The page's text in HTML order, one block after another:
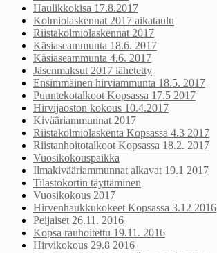
Haulikkokisa 17.8.2017
Kolmiolaskennat 2017 aikataulu
Riistakolmiolaskennat 2017
Käsiaseammunta 18.6. 2017
Käsiaseammunta 4.6. 2017
Jäsenmaksut 2017 lähetetty
Ensimmäinen hirviammunta 18.5. 2017
Puuntekotalkoot Kopsassa 17.5 2017
Hirvijaoston kokous 10.4.2017
Kivääriammunnat 2017
Riistakolmiolaskenta Kopsassa 4.3 2017
Riistanhoitotalkoot Kopsassa 18.2. 2017
Vuosikokouspaikka
Ilmakivääriammunnat alkavat 19.1 2017
Tilastokortin täyttäminen
Vuosikokous 2017
Hirvenhaukkukokeet Kopsassa 3.12 2016
Peijaiset 26.11. 2016
Kopsa rauhoitettu 19.11. 2016
Hirvikokous 29.8 2016